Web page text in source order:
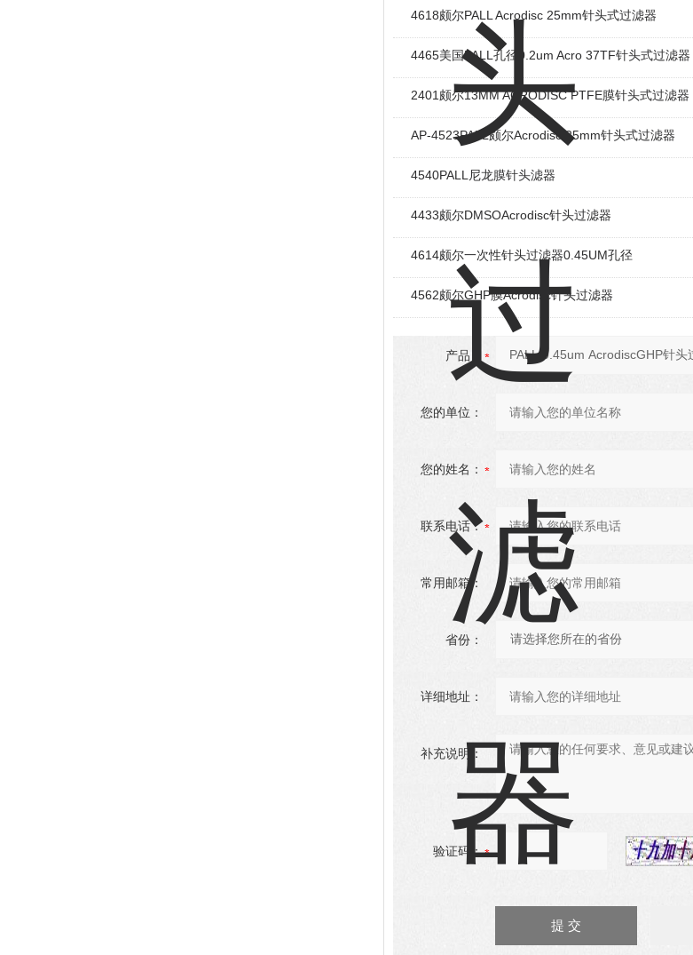
4618颇尔PALL Acrodisc 25mm针头式过滤器
4465美国PALL孔径0.2um Acro 37TF针头式过滤器
2401颇尔13MM ACRODISC PTFE膜针头式过滤器
AP-4523PALL颇尔Acrodisc 25mm针头式过滤器
4540PALL尼龙膜针头滤器
4433颇尔DMSOAcrodisc针头过滤器
4614颇尔一次性针头过滤器0.45UM孔径
4562颇尔GHP膜Acrodisc针头过滤器
产品：
您的单位：
您的姓名：
联系电话：
常用邮箱：
省份：
详细地址：
补充说明：
验证码：